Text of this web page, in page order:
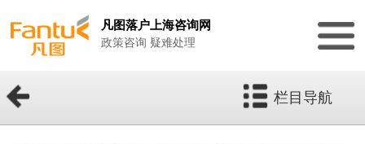
凡图落户上海咨询网
政策咨询 疑难处理
栏目导航